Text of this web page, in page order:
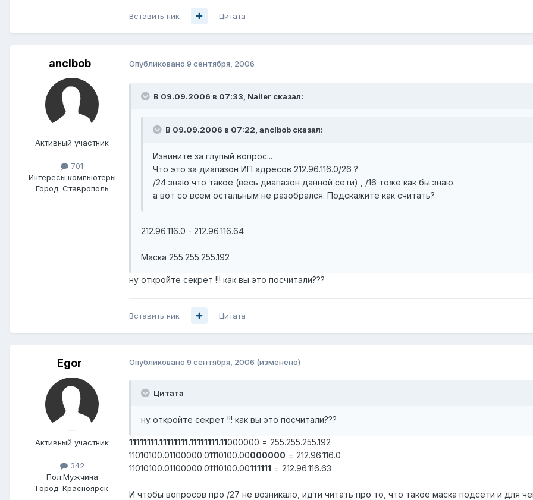
Вставить ник Цитата
anclbob
Активный участник
701
Интересы:компьютеры
Город: Ставрополь
Опубликовано 9 сентября, 2006
В 09.09.2006 в 07:33, Nailer сказал:
В 09.09.2006 в 07:22, anclbob сказал:
Извините за глупый вопрос...
Что это за диапазон ИП адресов 212.96.116.0/26 ?
/24 знаю что такое (весь диапазон данной сети) , /16 тоже как бы знаю.
а вот со всем остальным не разобрался. Подскажите как считать?
212.96.116.0 - 212.96.116.64
Маска 255.255.255.192
ну откройте секрет !!! как вы это посчитали???
Вставить ник Цитата
Egor
Активный участник
342
Пол:Мужчина
Город: Красноярск
Опубликовано 9 сентября, 2006 (изменено)
Цитата
ну откройте секрет !!! как вы это посчитали???
11111111.11111111.11111111.11000000 = 255.255.255.192
11010100.01100000.01110100.00000000 = 212.96.116.0
11010100.01100000.01110100.00111111 = 212.96.116.63
И чтобы вопросов про /27 не возникало, идти читать про то, что такое маска подсети и для